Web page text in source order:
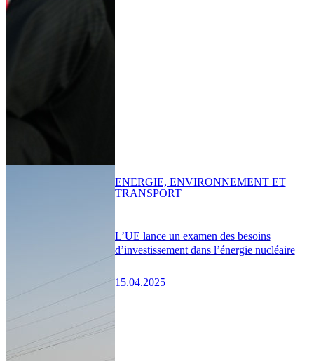
L’UE lance un examen des besoins
d’investissement dans l’énergie nucléaire
15.04.2025
ENERGIE, ENVIRONNEMENT ET
TRANSPORT